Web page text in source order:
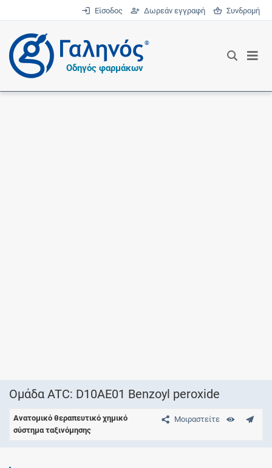
Είσοδος Δωρεάν εγγραφή Συνδρομή
®
Οδηγός φαρμάκων
Ομάδα ATC: D10AE01 Benzoyl peroxide
Μοιραστείτε
Ανατομικό θεραπευτικό χημικό
σύστημα ταξινόμησης